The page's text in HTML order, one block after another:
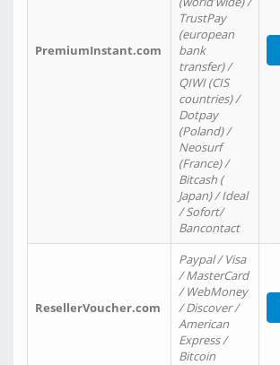
PremiumInstant.com
TrustPay
(european
bank
transfer) /
QIWI (CIS
countries) /
Dotpay
(Poland) /
Neosurf
(France) /
Bitcash (
Japan) / Ideal
/ Sofort/
Bancontact
ResellerVoucher.com
Paypal / Visa
/ MasterCard
/ WebMoney
/ Discover /
American
Express /
Bitcoin